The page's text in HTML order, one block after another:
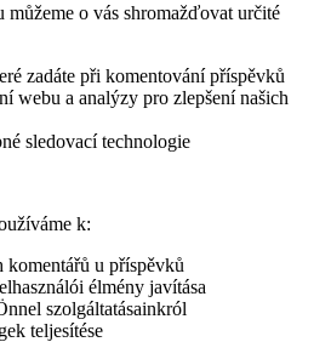
můžeme o vás shromažďovat určité
zadáte při komentování příspěvků
webu a analýzy pro zlepšení našich
sledovací technologie
k:
komentářů u příspěvků
élmény javítása
szolgáltatásainkról
teljesítése